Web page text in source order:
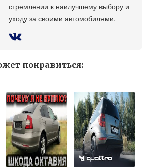
стремлении к наилучшему выбору и
уходу за своими автомобилями.
понравиться: